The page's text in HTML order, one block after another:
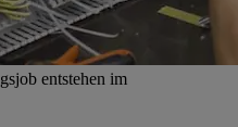
entstehen im